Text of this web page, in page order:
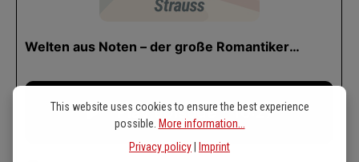
This website uses cookies to ensure the best experience
possible. More information...
Privacy policy| Imprint